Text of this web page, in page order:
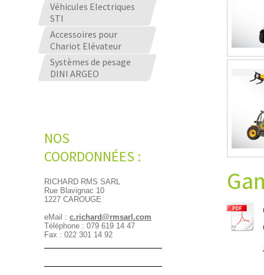
Véhicules Electriques
STI
Accessoires pour
Chariot Elévateur
Systèmes de pesage
DINI ARGEO
NOS
COORDONNÉES :
RICHARD RMS SARL
Rue Blavignac 10
1227 CAROUGE
eMail : c.richard@rmsarl.com
Téléphone : 079 619 14 47
Fax : 022 301 14 92